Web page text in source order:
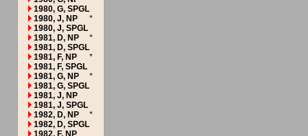
1980, G, SPGL
1980, J, NP
*
1980, J, SPGL
1981, D, NP
*
1981, D, SPGL
1981, F, NP
*
1981, F, SPGL
1981, G, NP
*
1981, G, SPGL
1981, J, NP
1981, J, SPGL
1982, D, NP
*
1982, D, SPGL